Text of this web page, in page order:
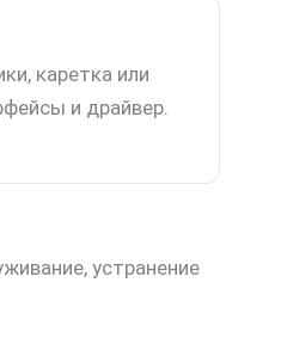
каретка или
и драйвер.
устранение